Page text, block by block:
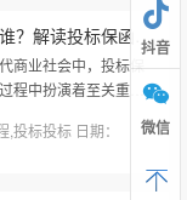
【问答】投标保函受益人是谁？解读投标保函的核心要素
商业社会中，投标保
程中扮演着至关重要
投标投标 日期：
抖音
微信